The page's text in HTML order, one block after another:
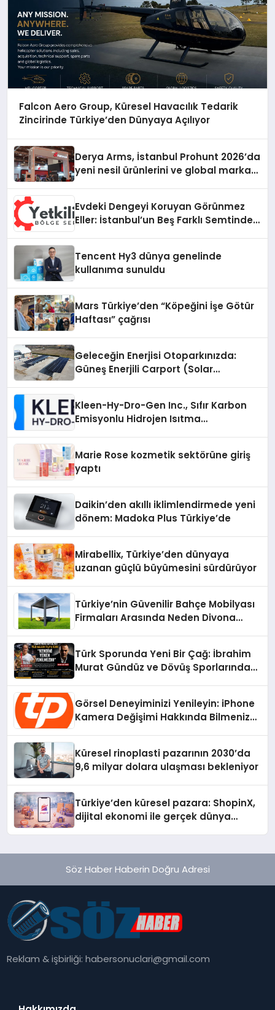
Falcon Aero Group, Küresel Havacılık Tedarik
Zincirinde Türkiye’den Dünyaya Açılıyor
Derya Arms, İstanbul Prohunt 2026’da
yeni nesil ürünlerini ve global marka
Evdeki Dengeyi Koruyan Görünmez
Eller: İstanbul’un Beş Farklı Semtinde
Tencent Hy3 dünya genelinde
kullanıma sunuldu
Mars Türkiye’den “Köpeğini İşe Götür
Haftası” çağrısı
Geleceğin Enerjisi Otoparkınızda:
Güneş Enerjili Carport (Solar
Kleen-Hy-Dro-Gen Inc., Sıfır Karbon
Emisyonlu Hidrojen Isıtma
Marie Rose kozmetik sektörüne giriş
yaptı
Daikin’den akıllı iklimlendirmede yeni
dönem: Madoka Plus Türkiye’de
Mirabellix, Türkiye’den dünyaya
uzanan güçlü büyümesini sürdürüyor
Türkiye’nin Güvenilir Bahçe Mobilyası
Firmaları Arasında Neden Divona
Türk Sporunda Yeni Bir Çağ: İbrahim
Murat Gündüz ve Dövüş Sporlarında
Görsel Deneyiminizi Yenileyin: iPhone
Kamera Değişimi Hakkında Bilmeniz
Küresel rinoplasti pazarının 2030’da
9,6 milyar dolara ulaşması bekleniyor
Türkiye’den küresel pazara: ShopinX,
dijital ekonomi ile gerçek dünya
Söz Haber Haberin Doğru Adresi
Reklam & işbirliği:habersonuclari@gmail.com